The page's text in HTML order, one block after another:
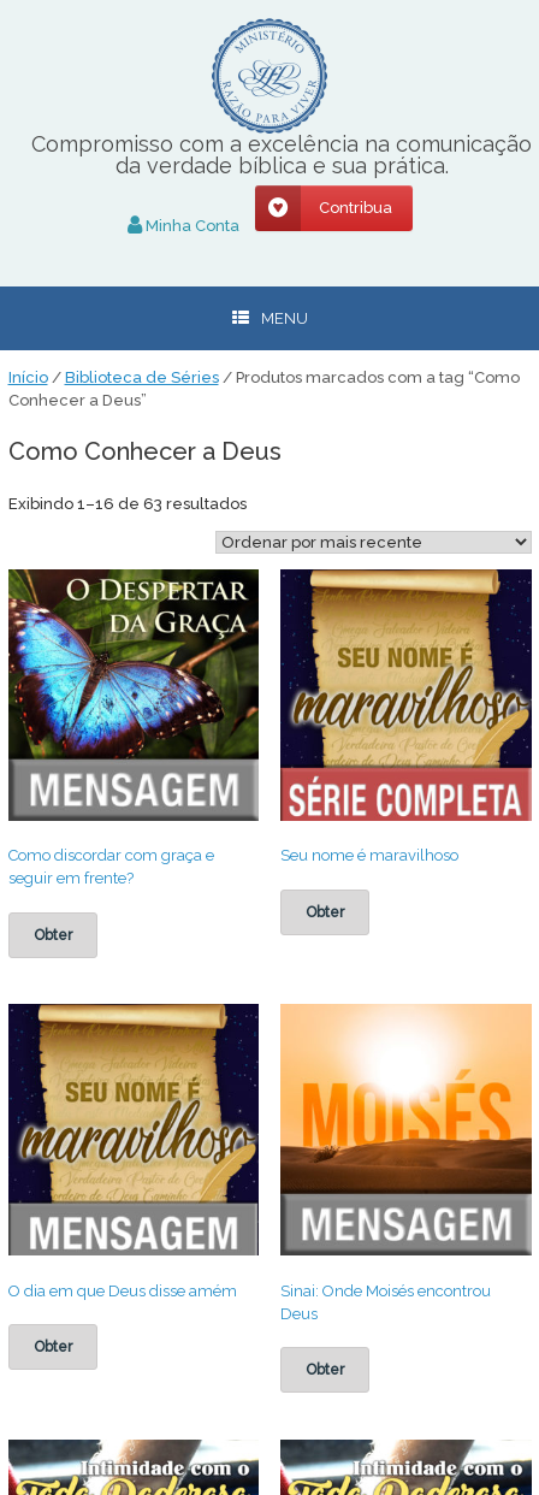
Compromisso com a excelência na comunicação
da verdade bíblica e sua prática.
Minha Conta
Contribua
MENU
Início/ Biblioteca de Séries/ Produtos marcados com a tag “Como
Conhecer a Deus”
Como Conhecer a Deus
Exibindo 1–16 de 63 resultadosClassificado
mais
recente
Como discordar com graça e
seguir em frente?
Obter
Seu nome é maravilhoso
Obter
O dia em que Deus disse amém
Obter
Sinai: Onde Moisés encontrou
Deus
Obter